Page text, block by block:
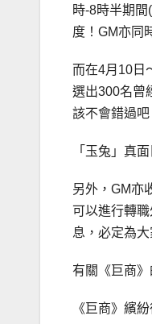
時-8時半期
度！GM亦同
而在4月10日
選出300名曾
該不會錯過吧
「玉兔」真
另外，GM亦
可以進行轉
息，必定為大
有關《巨商
《巨商》繽